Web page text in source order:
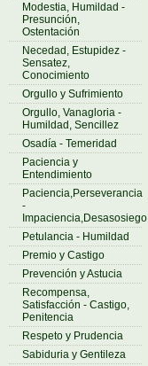
Modestia, Humildad -
Presunción,
Ostentación
Necedad, Estupidez -
Sensatez,
Conocimiento
Orgullo y Sufrimiento
Orgullo, Vanagloria -
Humildad, Sencillez
Osadía - Temeridad
Paciencia y
Entendimiento
Paciencia,Perseverancia
-
Impaciencia,Desasosiego
Petulancia - Humildad
Premio y Castigo
Prevención y Astucia
Recompensa,
Satisfacción - Castigo,
Penitencia
Respeto y Prudencia
Sabiduria y Gentileza